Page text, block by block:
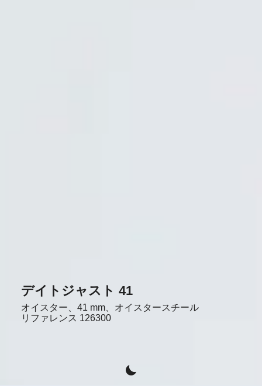
デイトジャスト 41
オイスター、41 mm、オイスタースチール
リファレンス 126300